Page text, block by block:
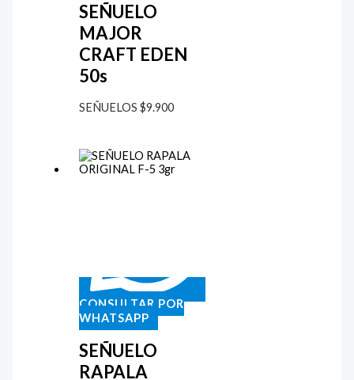
SEÑUELO
MAJOR
CRAFT EDEN
50s
SEÑUELOS $9.900
CONSULTAR POR
WHATSAPP
SEÑUELO
RAPALA